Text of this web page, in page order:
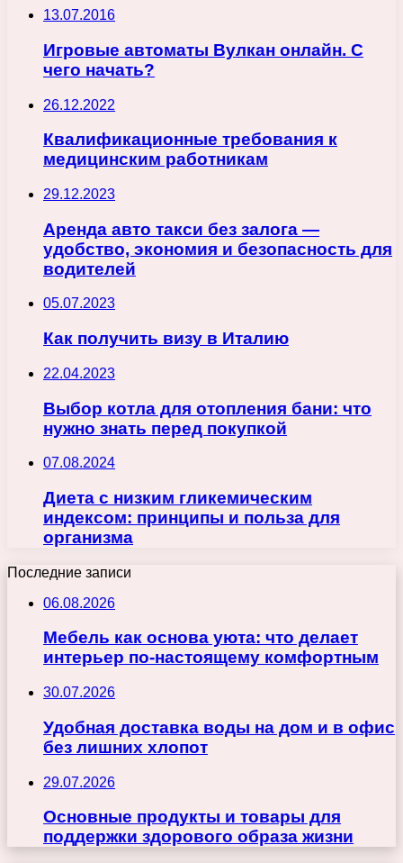
13.07.2016
Игровые автоматы Вулкан онлайн. С
чего начать?
26.12.2022
Квалификационные требования к
медицинским работникам
29.12.2023
Аренда авто такси без залога —
удобство, экономия и безопасность для
водителей
05.07.2023
Как получить визу в Италию
22.04.2023
Выбор котла для отопления бани: что
нужно знать перед покупкой
07.08.2024
Диета с низким гликемическим
индексом: принципы и польза для
организма
Последние записи
06.08.2026
Мебель как основа уюта: что делает
интерьер по-настоящему комфортным
30.07.2026
Удобная доставка воды на дом и в офис
без лишних хлопот
29.07.2026
Основные продукты и товары для
поддержки здорового образа жизни